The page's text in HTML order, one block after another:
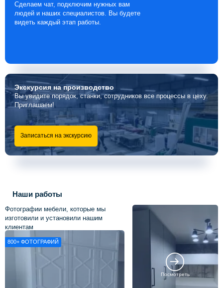
Сделаем чат, подключим нужных вам
людей и наших специалистов. Вы будете
видеть каждый этап работы.
Экскурсияна производство
Вы увидите порядок, станки, сотрудников все процессы в цеху.
Приглашаем!
Записаться на экскурсию
Наши работы
Фотографии мебели, которые мы
изготовили и установили нашим
клиентам
800+ ФОТОГРАФИЙ
Посмотреть